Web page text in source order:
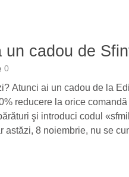
cadou de
0
Atunci ai un cadou de la
reducere la orice
şi introduci codul
astăzi, 8 noiembrie, nu se